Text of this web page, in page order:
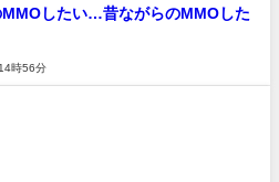
MMOしたい…昔ながらのMMOした
時56分